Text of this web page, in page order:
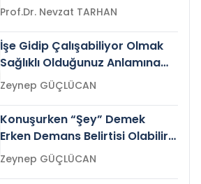
Prof.Dr. Nevzat TARHAN
İşe Gidip Çalışabiliyor Olmak
Sağlıklı Olduğunuz Anlamına
Gelir mi?Zeynep GÜÇLÜCAN
Konuşurken “Şey” Demek
Erken Demans Belirtisi Olabilir
mi?
Zeynep GÜÇLÜCAN